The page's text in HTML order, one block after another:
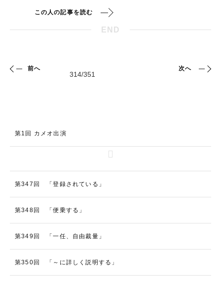
この人の記事を読む
END
前へ 次へ
第1回 カメオ出演
第347回 「登録されている」
第348回 「便乗する」
第349回 「一任、自由裁量」
第350回 「～に詳しく説明する」